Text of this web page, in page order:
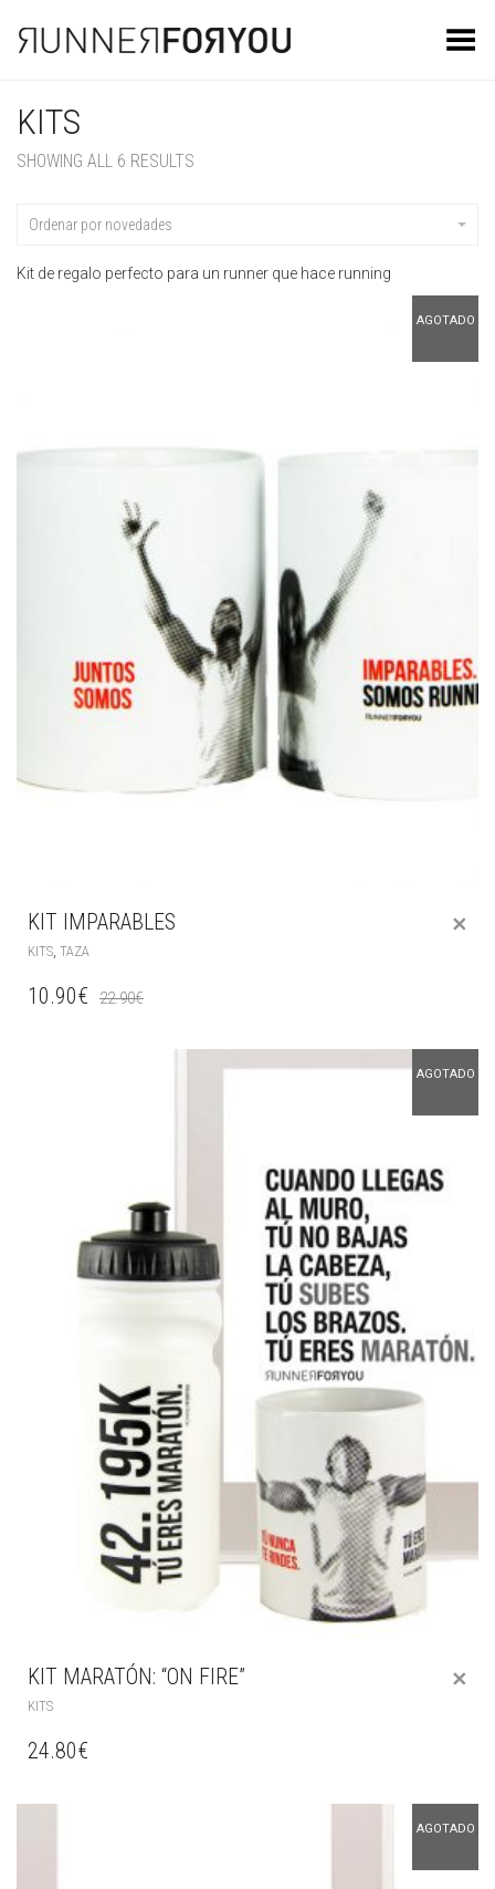
Toggle Menu
KITS
SHOWING ALL 6 RESULTS
Ordenar por novedades
Kit de regalo perfecto para un runner que hace running
AGOTADO
KIT IMPARABLES
KITS, TAZA
22.90€
10.90€
AGOTADO
KIT MARATÓN: “ON FIRE”
KITS
24.80€
AGOTADO